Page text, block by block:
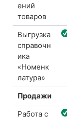
ений
товаров
Выгрузка
справочн
ика
«Номенк
латура»
Продажи
Работа с